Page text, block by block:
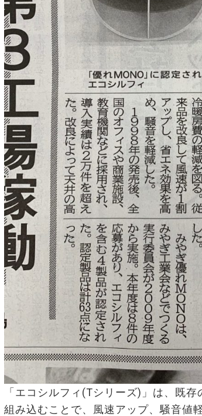
「エコシルフィ(Tシリーズ)」は、既
組み込むことで、風速アップ、騒音値